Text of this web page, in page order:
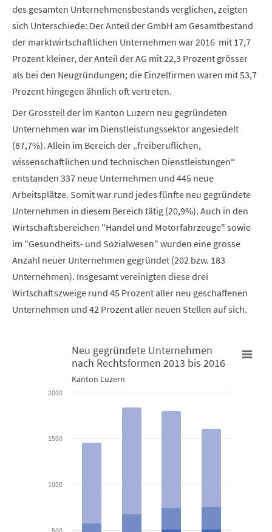
des gesamten Unternehmensbestands verglichen, zeigten
sich Unterschiede: Der Anteil der GmbH am Gesamtbestand
der marktwirtschaftlichen Unternehmen war 2016 mit 17,7
Prozent kleiner, der Anteil der AG mit 22,3 Prozent grösser
als bei den Neugründungen; die Einzelfirmen waren mit 53,7
Prozent hingegen ähnlich oft vertreten.
Der Grossteil der im Kanton Luzern neu gegründeten
Unternehmen war im Dienstleistungssektor angesiedelt
(87,7%). Allein im Bereich der „freiberuflichen,
wissenschaftlichen und technischen Dienstleistungen“
entstanden 337 neue Unternehmen und 445 neue
Arbeitsplätze. Somit war rund jedes fünfte neu gegründete
Unternehmen in diesem Bereich tätig (20,9%). Auch in den
Wirtschaftsbereichen "Handel und Motorfahrzeuge" sowie
im "Gesundheits- und Sozialwesen" wurden eine grosse
Anzahl neuer Unternehmen gegründet (202 bzw. 183
Unternehmen). Insgesamt vereinigten diese drei
Wirtschaftszweige rund 45 Prozent aller neu geschaffenen
Unternehmen und 42 Prozent aller neuen Stellen auf sich.
Neu gegründete Unternehmen nach Rechtsformen 2013 bis
The chart has 1 Y axis displaying values. Data ranges from 60 to
Neu gegründete Unternehmen
nach Rechtsformen 2013 bis 2016
Kanton Luzern
1000
1500
2000